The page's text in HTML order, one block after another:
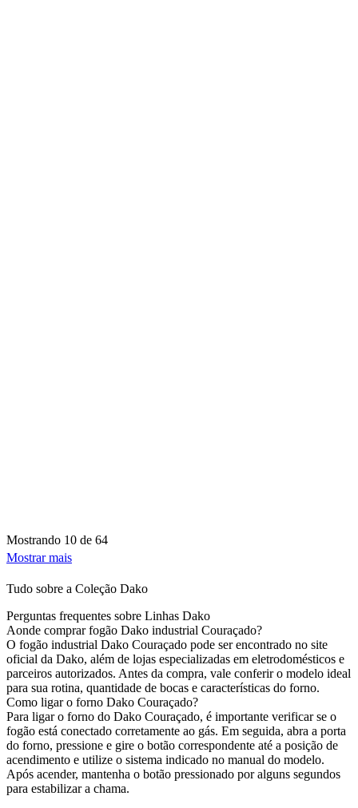
Mostrando 10 de 64
Mostrar mais
Tudo sobre a Coleção Dako
Perguntas frequentes sobre Linhas Dako
Aonde comprar fogão Dako industrial Couraçado?
O fogão industrial Dako Couraçado pode ser encontrado no site
oficial da Dako, além de lojas especializadas em eletrodomésticos e
parceiros autorizados. Antes da compra, vale conferir o modelo ideal
para sua rotina, quantidade de bocas e características do forno.
Como ligar o forno Dako Couraçado?
Para ligar o forno do Dako Couraçado, é importante verificar se o
fogão está conectado corretamente ao gás. Em seguida, abra a porta
do forno, pressione e gire o botão correspondente até a posição de
acendimento e utilize o sistema indicado no manual do modelo.
Após acender, mantenha o botão pressionado por alguns segundos
para estabilizar a chama.